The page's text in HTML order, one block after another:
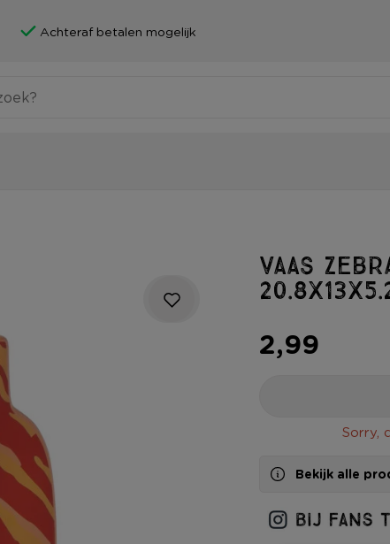
Achteraf betalen mogelijk
Vaas
2,99
Sorry,
Bekijk alle